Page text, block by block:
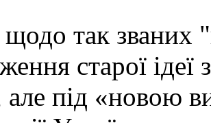
так званих
старої
але під «новою